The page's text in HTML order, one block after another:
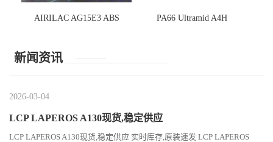
AIRILAC AG15E3 ABS PA66 Ultramid A4H
新闻资讯
2026-03-04
LCP LAPEROS A130现货,稳定供应
LCP LAPEROS A130现货,稳定供应 实时库存,原装速发 LCP LAPEROS